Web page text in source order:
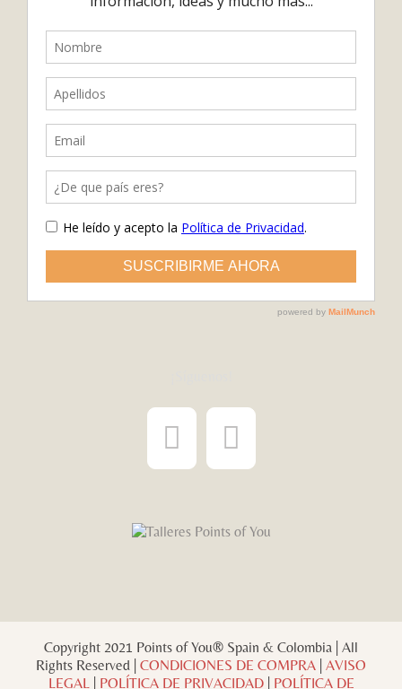
Copyright 2021 Points of You® Spain & Colombia | All
Rights Reserved | CONDICIONES DE COMPRA AVISO
LEGAL| POLÍTICA DE PRIVACIDAD| POLÍTICA DE